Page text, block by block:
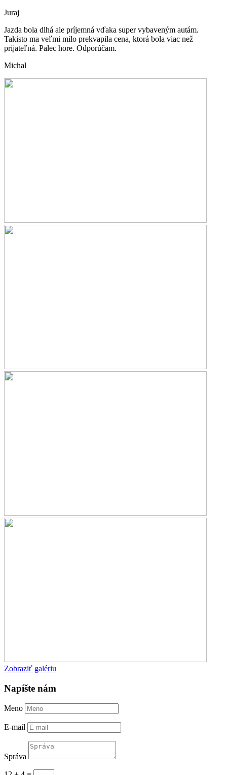
Juraj
Jazda bola dlhá ale príjemná vďaka super vybaveným autám.
Takisto ma veľmi milo prekvapila cena, ktorá bola viac než
prijateľná. Palec hore. Odporúčam.
Michal
Zobraziť galériu
Napíšte nám
Meno
E-mail
Správa